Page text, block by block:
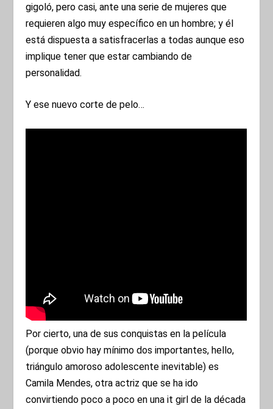
gigoló, pero casi, ante una serie de mujeres que
requieren algo muy específico en un hombre; y él
está dispuesta a satisfracerlas a todas aunque eso
implique tener que estar cambiando de
personalidad.
Y ese nuevo corte de pelo…
Por cierto, una de sus conquistas en la película
(porque obvio hay mínimo dos importantes, hello,
triángulo amoroso adolescente inevitable) es
Camila Mendes, otra actriz que se ha ido
convirtiendo poco a poco en una it girl de la década